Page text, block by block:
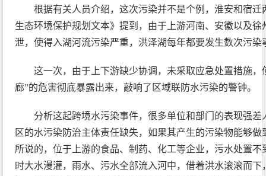
根据有关人员介绍，这次污染并不是个例，淮安和宿迁
生态环境保护规划文本》提到，由于上游河南、安徽以及
泄，使得入湖河流污染严重，洪泽湖每年都要发生数次污染
这一次，由于上下游缺少协调，未采取应急处置措施，
廊”的危害彻底暴露出来，敲响了区域联防水污染的警钟。
分析这起跨境水污染事件，很多单位和部门的表现强
区的水污染防治主体责任缺失，如果其产生的污染物能够
所说的，位于上游的食品、制药、化工等企业，污水处置
时大水漫灌，雨水、污水全部流入河中，借着洪水滚滚而